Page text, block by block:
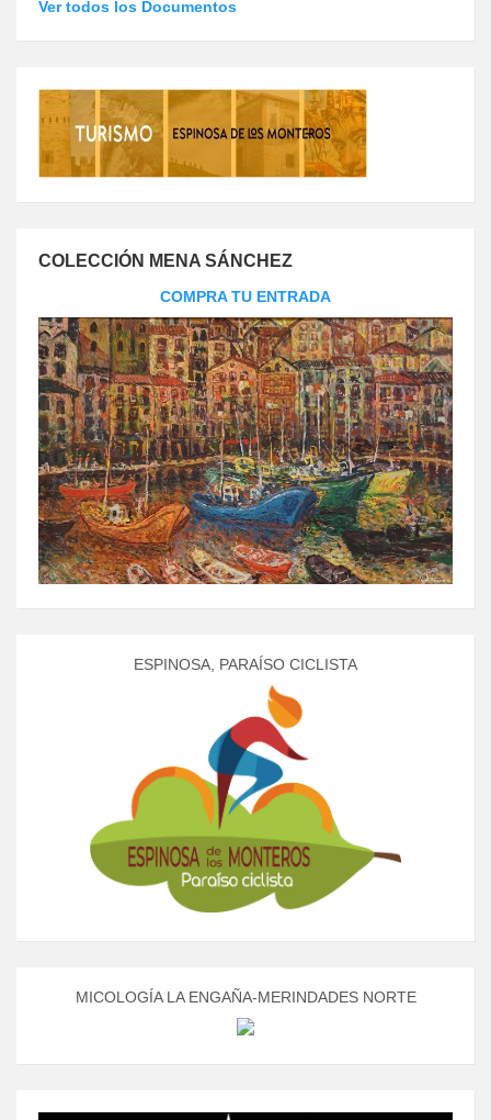
Ver todos los Documentos
COLECCIÓN MENA SÁNCHEZ
COMPRA TU ENTRADA
ESPINOSA, PARAÍSO CICLISTA
MICOLOGÍA LA ENGAÑA-MERINDADES NORTE